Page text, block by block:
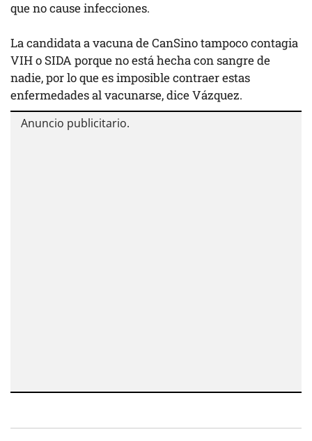
que no cause infecciones.
La candidata a vacuna de CanSino tampoco contagia
VIH o SIDA porque no está hecha con sangre de
nadie, por lo que es imposible contraer estas
enfermedades al vacunarse, dice Vázquez.